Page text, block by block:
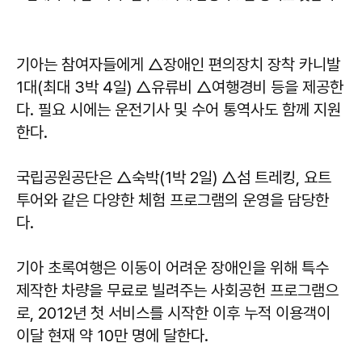
기아는 참여자들에게 △장애인 편의장치 장착 카니발
1대(최대 3박 4일) △유류비 △여행경비 등을 제공한
다. 필요 시에는 운전기사 및 수어 통역사도 함께 지원
한다.
국립공원공단은 △숙박(1박 2일) △섬 트레킹, 요트
투어와 같은 다양한 체험 프로그램의 운영을 담당한
다.
기아 초록여행은 이동이 어려운 장애인을 위해 특수
제작한 차량을 무료로 빌려주는 사회공헌 프로그램으
로, 2012년 첫 서비스를 시작한 이후 누적 이용객이
이달 현재 약 10만 명에 달한다.